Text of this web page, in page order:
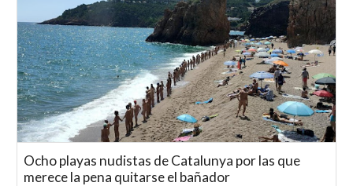
Ocho playas nudistas de Catalunya por las que
merece la pena quitarse el bañador